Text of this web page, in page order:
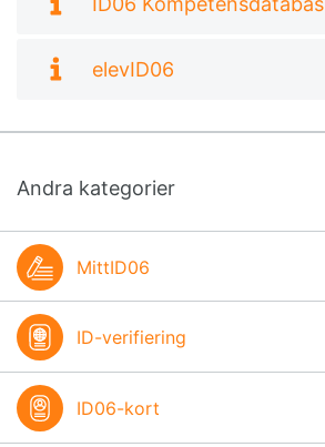
elevID06
Andra kategorier
MittID06
ID-verifiering
ID06-kort